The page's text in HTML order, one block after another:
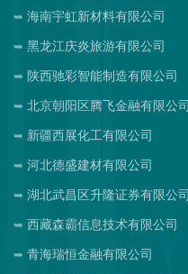
海南宇虹新材料有限公司
黑龙江庆炎旅游有限公司
陕西驰彩智能制造有限公司
北京朝阳区腾飞金融有限公司
新疆西展化工有限公司
河北德盛建材有限公司
湖北武昌区升隆证券有限公司
西藏森霸信息技术有限公司
青海瑞恒金融有限公司